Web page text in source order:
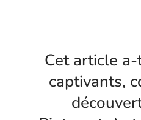
Cet article
captivants,